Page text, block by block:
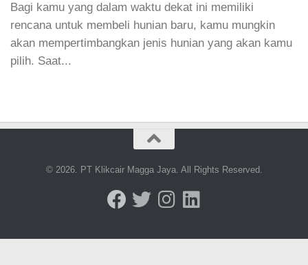
Bagi kamu yang dalam waktu dekat ini memiliki
rencana untuk membeli hunian baru, kamu mungkin
akan mempertimbangkan jenis hunian yang akan kamu
pilih. Saat...
© 2026. PT Klikcair Magga Jaya. All Rights Reserved.